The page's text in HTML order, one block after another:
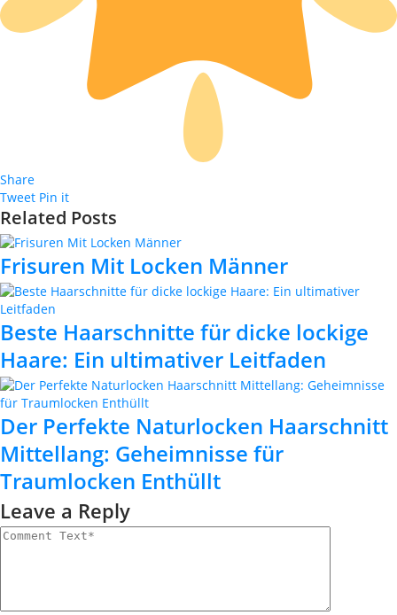
Share
Tweet Pin it
Related Posts
Frisuren Mit Locken Männer
Beste Haarschnitte für dicke lockige
Haare: Ein ultimativer Leitfaden
Der Perfekte Naturlocken Haarschnitt
Mittellang: Geheimnisse für
Traumlocken Enthüllt
Leave a Reply